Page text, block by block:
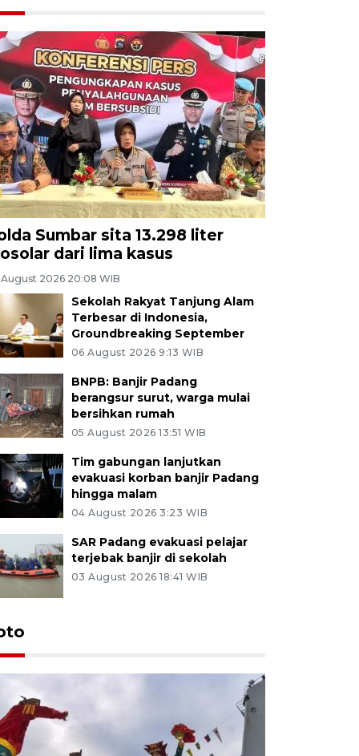
Sumbar sita 13.298 liter
dari lima kasus
2026 20:08 WIB
Sekolah Rakyat Tanjung Alam
Terbesar di Indonesia,
Groundbreaking September
06 August 2026 9:13 WIB
BNPB: Banjir Padang
berangsur surut, warga mulai
bersihkan rumah
05 August 2026 13:51 WIB
Tim gabungan lanjutkan
evakuasi korban banjir Padang
hingga malam
04 August 2026 3:23 WIB
SAR Padang evakuasi pelajar
terjebak banjir di sekolah
03 August 2026 18:41 WIB